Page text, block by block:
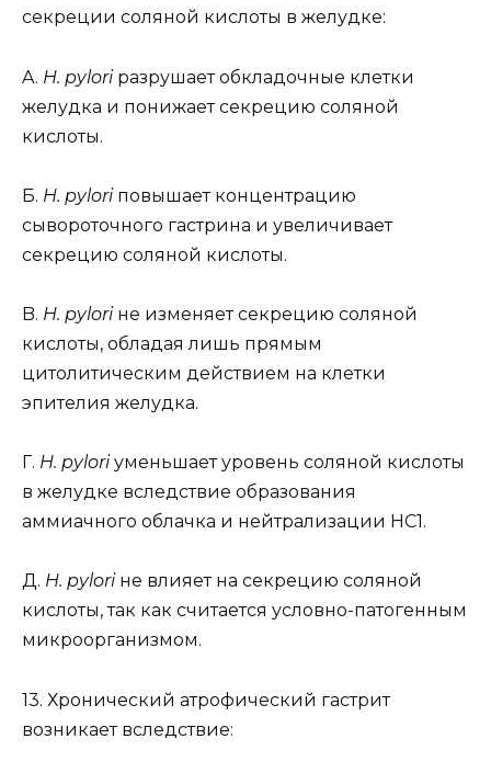
секреции соляной кислоты в желудке:
A. H. pylori разрушает обкладочные клетки
желудка и понижает секрецию соляной
кислоты.
Б. H. pylori повышает концентрацию
сывороточного гастрина и увеличивает
секрецию соляной кислоты.
B. H. pylori не изменяет секрецию соляной
кислоты, обладая лишь прямым
цитолитическим действием на клетки
эпителия желудка.
Г. H. pyloriуменьшает уровень соляной кислоты
в желудке вследствие образования
аммиачного облачка и нейтрализации НС1.
Д. H. pylori не влияет на секрецию соляной
кислоты, так как считается условно-патогенным
микроорганизмом.
13. Хронический атрофический гастрит
возникает вследствие: